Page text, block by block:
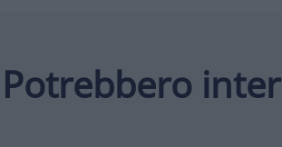
Potrebbero